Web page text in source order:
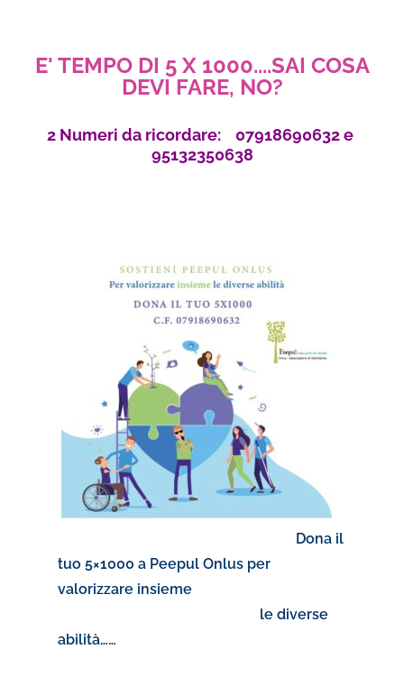
E' TEMPO DI 5 X 1000....SAI COSA
DEVI FARE, NO?
2 Numeri da ricordare: 07918690632 e
95132350638
Dona il
tuo 5×1000 a Peepul Onlus per
valorizzare insieme
le diverse
abilità……